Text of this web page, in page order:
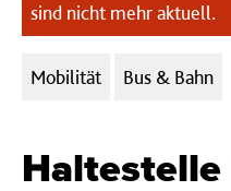
sind nicht mehr aktuell.
Kategorien:
Mobilität
Bus & Bahn